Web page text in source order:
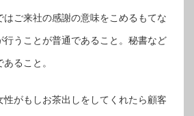
はご来社の感謝の意味をこめるもてな
行うことが普通であること。秘書など
ること。
性がもしお茶出しをしてくれたら顧客